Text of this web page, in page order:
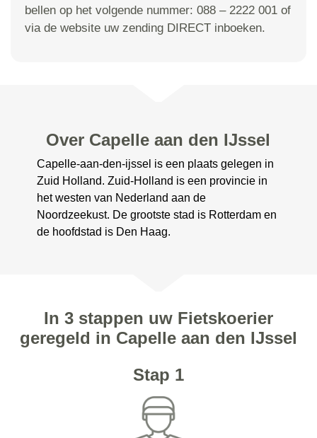
bellen op het volgende nummer: 088 – 2222 001 of
via de website uw zending DIRECT inboeken.
Over Capelle aan den IJssel
Capelle-aan-den-ijssel is een plaats gelegen in
Zuid Holland. Zuid-Holland is een provincie in
het westen van Nederland aan de
Noordzeekust. De grootste stad is Rotterdam en
de hoofdstad is Den Haag.
In 3 stappen uw Fietskoerier
geregeld in Capelle aan den IJssel
Stap 1